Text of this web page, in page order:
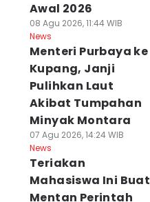
Awal 2026
08 Agu 2026, 11:44 WIB
News
Menteri Purbaya ke
Kupang, Janji
Pulihkan Laut
Akibat Tumpahan
Minyak Montara
07 Agu 2026, 14:24 WIB
News
Teriakan
Mahasiswa Ini Buat
Mentan Perintah